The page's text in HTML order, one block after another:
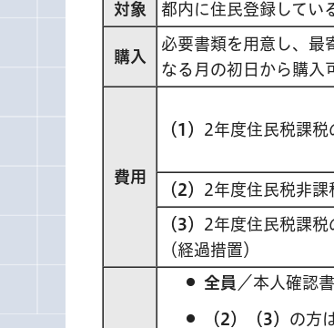
対象 都内に住民登録してい
購入
必要書類を用意し、最
なる月の初日から購入
費用
（1） 2年度住民税課税
（2） 2年度住民税非課
（3） 2年度住民税課
（経過措置）
全員 ／本人確認
（2）（3） の方